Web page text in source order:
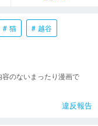
猫 越谷
のないまったり漫画で
違反報告